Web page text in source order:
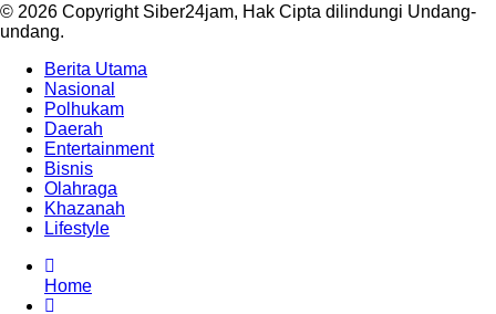
© 2026 Copyright Siber24jam, Hak Cipta dilindungi Undang-
undang.
Berita Utama
Nasional
Polhukam
Daerah
Entertainment
Bisnis
Olahraga
Khazanah
Lifestyle
Home